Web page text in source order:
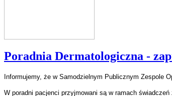
Poradnia Dermatologiczna -
Informujemy, że w Samodzielnym Publicznym Zespole
W poradni pacjenci przyjmowani są w ramach